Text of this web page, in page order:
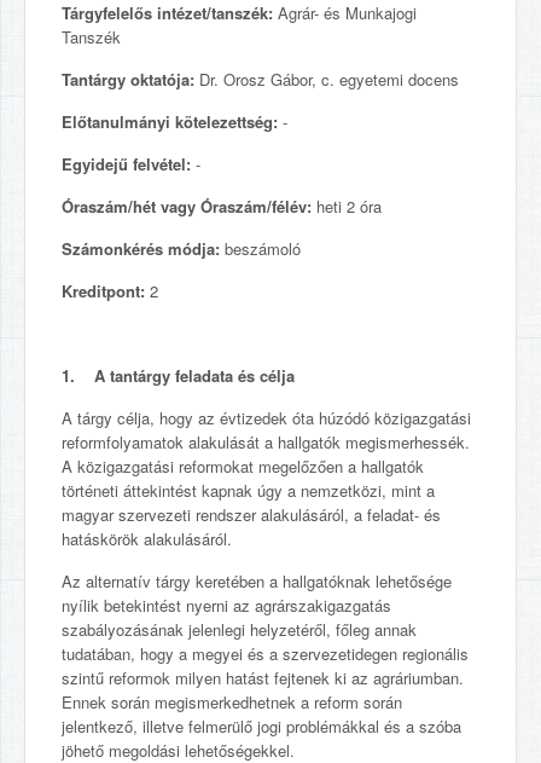
Tárgyfelelős intézet/tanszék: Agrár- és Munkajogi
Tanszék
Tantárgy oktatója: Dr. Orosz Gábor, c. egyetemi docens
Előtanulmányi kötelezettség: -
Egyidejű felvétel: -
Óraszám/hét vagy Óraszám/félév: heti 2 óra
Számonkérés módja: beszámoló
Kreditpont: 2
1. A tantárgy feladata és célja
A tárgy célja, hogy az évtizedek óta húzódó közigazgatási
reformfolyamatok alakulását a hallgatók megismerhessék.
A közigazgatási reformokat megelőzően a hallgatók
történeti áttekintést kapnak úgy a nemzetközi, mint a
magyar szervezeti rendszer alakulásáról, a feladat- és
hatáskörök alakulásáról.
Az alternatív tárgy keretében a hallgatóknak lehetősége
nyílik betekintést nyerni az agrárszakigazgatás
szabályozásának jelenlegi helyzetéről, főleg annak
tudatában, hogy a megyei és a szervezetidegen regionális
szintű reformok milyen hatást fejtenek ki az agráriumban.
Ennek során megismerkedhetnek a reform során
jelentkező, illetve felmerülő jogi problémákkal és a szóba
jöhető megoldási lehetőségekkel.